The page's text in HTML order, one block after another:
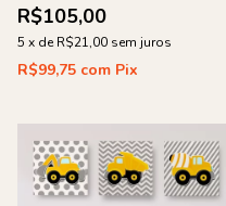
R$105,00
5 x de R$21,00 sem juros
R$99,75 com Pix